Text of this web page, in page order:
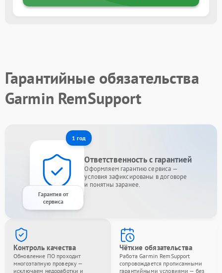
Гарантийные обязательства
Garmin RemSupport
1 год
Гарантия от
сервиса
Ответственность с гарантией
Оформляем гарантию сервиса —
условия зафиксированы в договоре
и понятны заранее.
Контроль качества
Обновление ПО проходит
многоэтапную проверку —
исключаем недоработки и
Чёткие обязательства
Работа Garmin RemSupport
сопровождается прописанными
гарантийными условиями — без